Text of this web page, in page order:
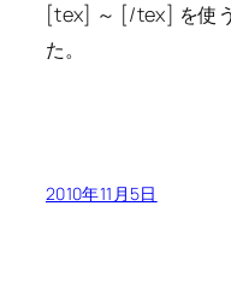
[tex] ～ [/tex] を使
た。
2010年11月5日